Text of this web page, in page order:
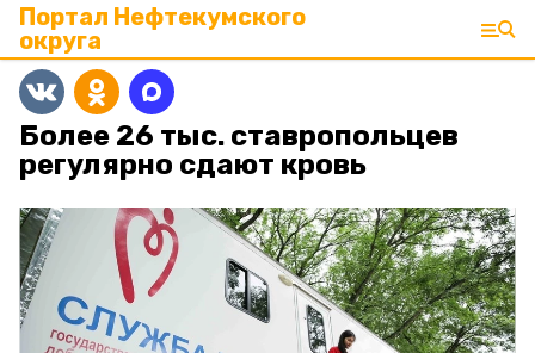
Портал Нефтекумского
округа
Более 26 тыс. ставропольцев
регулярно сдают кровь